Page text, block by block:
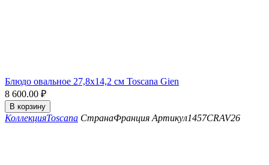
Блюдо овальное 27,8x14,2 см Toscana Gien
8 600.00 ₽
В корзину
КоллекцияToscana СтранаФранция Артикул1457CRAV26